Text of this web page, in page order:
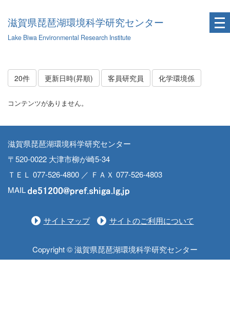
滋賀県琵琶湖環境科学研究センター
Lake Biwa Environmental Research Institute
20件 更新日時(昇順) 客員研究員 化学環境係
コンテンツがありません。
滋賀県琵琶湖環境科学研究センター
〒520-0022 大津市柳が崎5-34
ＴＥＬ 077-526-4800 ／ ＦＡＸ 077-526-4803
MAIL
サイトマップ サイトのご利用について
Copyright © 滋賀県琵琶湖環境科学研究センター